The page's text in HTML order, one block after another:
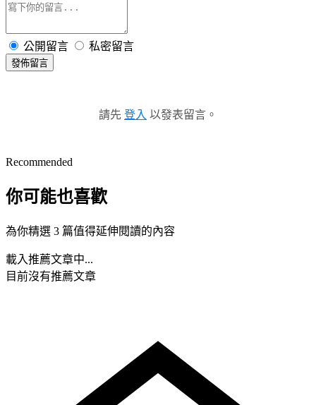
公開留言 私密留言
發佈留言
請先 登入 以發表留言。
Recommended
你可能也喜歡
為你精選 3 篇值得延伸閱讀的內容
載入推薦文章中...
目前沒有推薦文章